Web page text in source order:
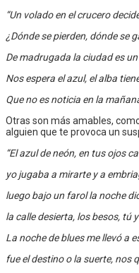
“Un volado en el crucero
¿Dónde se pierden, dónde se
De madrugada la ciudad es
Nos espera el azul, el alba
Que no es noticia en la
Otras son más amables,
alguien que te provoca un
“El azul de neón, en tus ojos
yo jugaba a mirarte y a
luego bajo un farol la noche
la calle desierta, los besos, tú
La noche de blues me llevó a
fue el destino o la suerte, nos